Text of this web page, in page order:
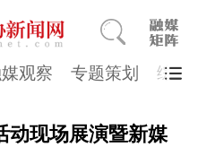
观察 专题策划 综合
动现场展演暨新媒